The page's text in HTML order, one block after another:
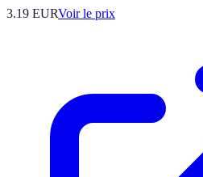
3.19 EURVoir le prix